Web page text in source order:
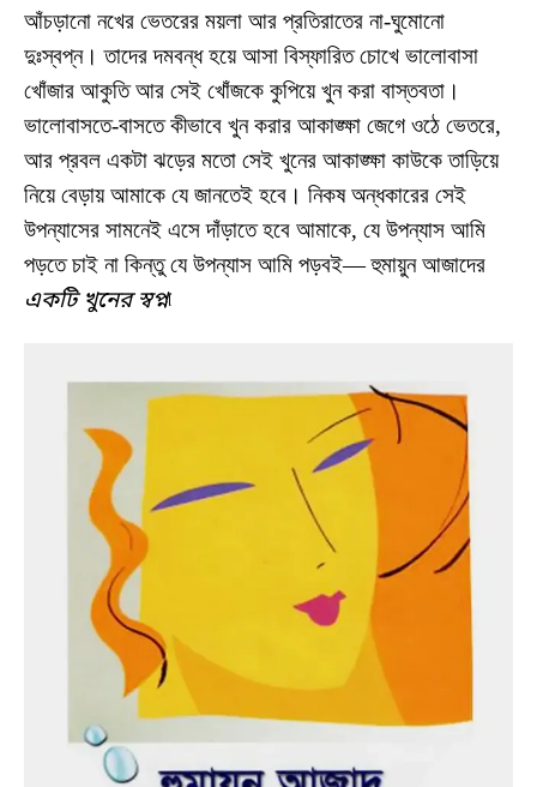
আঁচড়ানো নখের ভেতরের ময়লা আর প্রতিরাতের না-ঘুমোনো
দুঃস্বপ্ন। তাদের দমবন্ধ হয়ে আসা বিস্ফারিত চোখে ভালোবাসা
খোঁজার আকুতি আর সেই খোঁজকে কুপিয়ে খুন করা বাস্তবতা।
ভালোবাসতে-বাসতে কীভাবে খুন করার আকাঙ্ক্ষা জেগে ওঠে ভেতরে,
আর প্রবল একটা ঝড়ের মতো সেই খুনের আকাঙ্ক্ষা কাউকে তাড়িয়ে
নিয়ে বেড়ায় আমাকে যে জানতেই হবে। নিকষ অন্ধকারের সেই
উপন্যাসের সামনেই এসে দাঁড়াতে হবে আমাকে, যে উপন্যাস আমি
পড়তে চাই না কিন্তু যে উপন্যাস আমি পড়বই— হুমায়ুন আজাদের
একটি খুনের স্বপ্ন৷